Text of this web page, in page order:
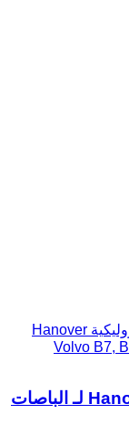
عصا تحكم الهيدروليكية Hanover
عصا تحكم الهيدروليكية Hanover DERICG3 لـ الباصات